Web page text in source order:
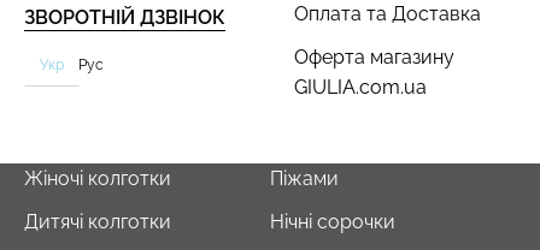
Оплата та Доставка
Оферта магазину
GIULIA.com.ua
ЗВОРОТНІЙ ДЗВІНОК
Укр Рус
Жіночі колготки
Дитячі колготки
Піжами
Нічні сорочки